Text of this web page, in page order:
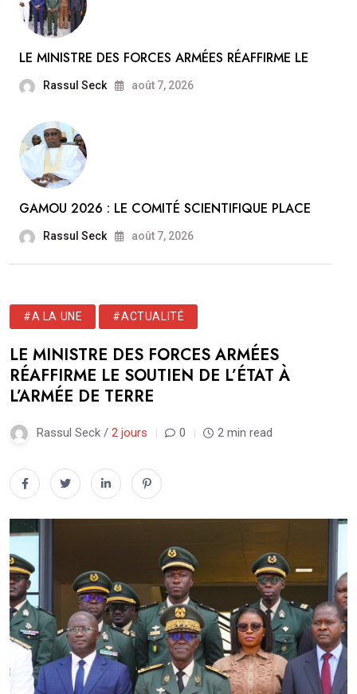
LE MINISTRE DES FORCES ARMÉES RÉAFFIRME LE
Rassul Seck août 7, 2026
GAMOU 2026 : LE COMITÉ SCIENTIFIQUE PLACE
Rassul Seck août 7, 2026
#A LA UNE #ACTUALITÉ
LE MINISTRE DES FORCES ARMÉES
RÉAFFIRME LE SOUTIEN DE L’ÉTAT À
L’ARMÉE DE TERRE
Rassul Seck / 2 jours 0 2 min read